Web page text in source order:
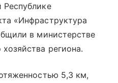
Республике
«Инфраструктура
в министерстве
региона.
5,3 км,